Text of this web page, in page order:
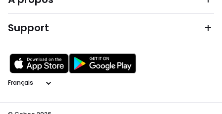
Support
Langage